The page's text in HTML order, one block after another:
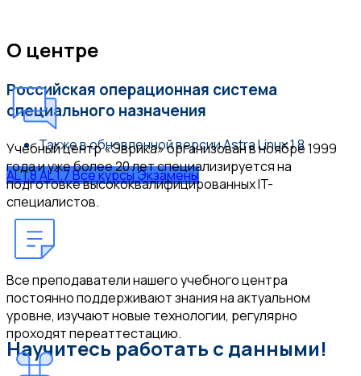
Курсы Astra Linux
Российская операционная система
специального назначения
Также в обновленной версии Astra Linux 1.8
AL 1.8AL 1.7Все курсыЭкзамены
Научитесь работать с данными!
О центре
Учебный центр «Эврика» организован в ноябре 1999
года и уже более 20 лет специализируется на
подготовке высококвалифицированных IT-
специалистов.
Все преподаватели нашего учебного центра
постоянно поддерживают знания на актуальном
уровне, изучают новые технологии, регулярно
проходят переаттестацию.